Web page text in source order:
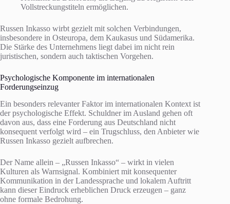
Vollstreckungstiteln ermöglichen.
Russen Inkasso wirbt gezielt mit solchen Verbindungen,
insbesondere in Osteuropa, dem Kaukasus und Südamerika.
Die Stärke des Unternehmens liegt dabei im nicht rein
juristischen, sondern auch taktischen Vorgehen.
Psychologische Komponente im internationalen
Forderungseinzug
Ein besonders relevanter Faktor im internationalen Kontext ist
der psychologische Effekt. Schuldner im Ausland gehen oft
davon aus, dass eine Forderung aus Deutschland nicht
konsequent verfolgt wird – ein Trugschluss, den Anbieter wie
Russen Inkasso gezielt aufbrechen.
Der Name allein – „Russen Inkasso“ – wirkt in vielen
Kulturen als Warnsignal. Kombiniert mit konsequenter
Kommunikation in der Landessprache und lokalem Auftritt
kann dieser Eindruck erheblichen Druck erzeugen – ganz
ohne formale Bedrohung.